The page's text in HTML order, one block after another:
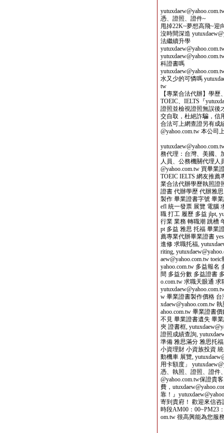
憑、證照、證件~
甩掉22K~夢想高飛~迎
沒時間深造
法繼續升學
科證書嗎
水又少的可憐嗎
tw
【專業合法代辦】學
TOEIC、IELTS『
證照並檢視證照無誤後
交自取，杜絕詐騙，信
合法可上網查證另有成
@yahoo.com.tw 本公司
務代理：台灣、美國、
人員、公務機關代理人
@yahoo.com.tw 買畢業
TOEIC IELTS 網友推
業合法代辦學歷執照證
證書 代辦學歷 代辦雅
製作 畢業證書字號 畢業
efl 統一發票 展覽 電腦
職 打工 履歷 多益 jlpt,
行業 業務 轉職潮 跳槽
pt 多益 雅思 托福 畢業
薦專業代辦畢業證書
進修 求職托福,
riting,
aew@yahoo.com.tw
yahoo.com.tw 多益報
間 多益分數 多益證書
o.com.tw 求職天眼通
w 畢業證書製作價格
xdaew@yahoo.com.tw
ahoo.com.tw 畢業證書
不見 畢業證書遺失 畢業
夾 證書框,
證照成績查詢,
準備 雅思滿分 雅思托福
小資理財 小資族投資 統
動機車 展覽,
用卡額度」
憑、執照、證照、證件
@yahoo.com.tw保證貴
費，
靠！』
寄到貴府！ 歡迎來信咨
時段AM00：00~PM23
om.tw 很高興能為您服